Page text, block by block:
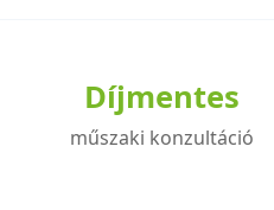
Díjmentes
műszaki konzultáció